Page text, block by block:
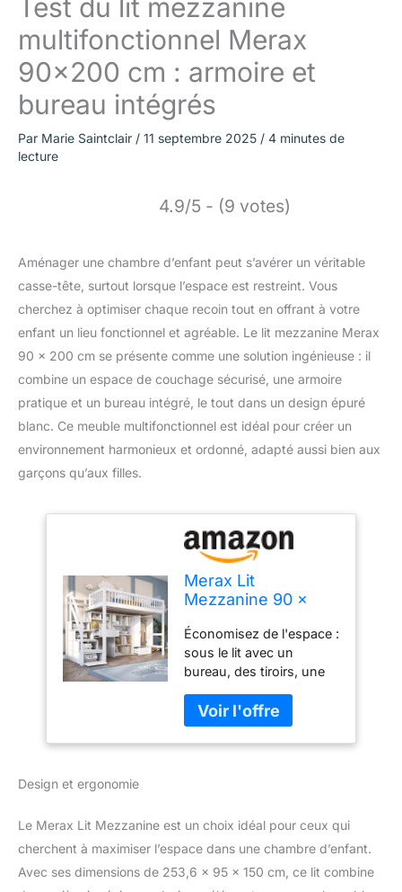
Test du lit mezzanine
multifonctionnel Merax
90×200 cm : armoire et
bureau intégrés
Par Marie Saintclair / 11 septembre 2025 / 4 minutes de
lecture
4.9/5 - (9 votes)
Aménager une chambre d’enfant peut s’avérer un véritable
casse-tête, surtout lorsque l’espace est restreint. Vous
cherchez à optimiser chaque recoin tout en offrant à votre
enfant un lieu fonctionnel et agréable. Le lit mezzanine Merax
90 x 200 cm se présente comme une solution ingénieuse : il
combine un espace de couchage sécurisé, une armoire
pratique et un bureau intégré, le tout dans un design épuré
blanc. Ce meuble multifonctionnel est idéal pour créer un
environnement harmonieux et ordonné, adapté aussi bien aux
garçons qu’aux filles.
Merax Lit
Mezzanine 90 x
Multifonctionnel Lit
Superposé avec
Armoire et Bureau,
Lit Enfant avec
Espace de
Rangement, pour
Garçons et Filles,
Économisez de l'espace :
sous le lit avec un
bureau, des tiroirs, une
également être stocké,
beaucoup d'espace de
stockage, utilisation
pour ranger des jouets,
des livres et des
chambre propre et bien
Design et ergonomie
Le Merax Lit Mezzanine est un choix idéal pour ceux qui
cherchent à maximiser l’espace dans une chambre d’enfant.
Avec ses dimensions de 253,6 x 95 x 150 cm, ce lit combine